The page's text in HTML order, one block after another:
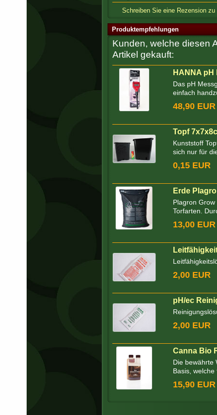
Schreiben Sie eine Rezension
Produktempfehlungen
Kunden, welche diesen
Artikel gekauft:
HANNA
Das pH
einfach
48,90 EUR
Topf
Kunststoff
sich nur für
0,15 EUR
Erde
Plagron
Torfarten.
13,00 EUR
2,00 EUR
pH/ec
2,00 EUR
Canna Bio
Die bewährte
Basis,
15,90 EUR